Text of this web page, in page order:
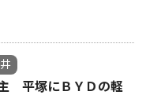
平塚にＢＹＤの軽